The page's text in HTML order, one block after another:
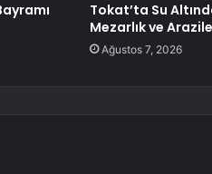
Tokat’ta Su
Mezarlık ve
Ağustos 7, 2026